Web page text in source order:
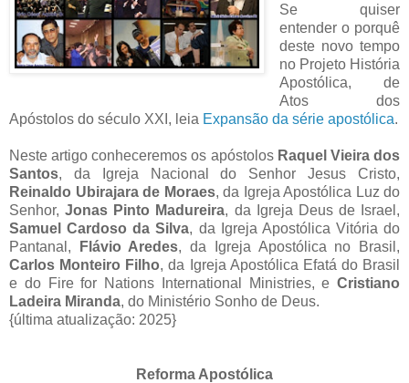
Se quiser
entender o porquê
deste novo tempo
no Projeto História
Apostólica, de
Atos dos
Apóstolos do século XXI, leia Expansão da série apostólica.
Neste artigo conheceremos os apóstolos Raquel Vieira dos
Santos, da Igreja Nacional do Senhor Jesus Cristo,
Reinaldo Ubirajara de Moraes, da Igreja Apostólica Luz do
Senhor,Jonas Pinto Madureira, da Igreja Deus de Israel,
Samuel Cardoso da Silva, da Igreja Apostólica Vitória do
Pantanal,
Flávio Aredes, da Igreja Apostólica no Brasil,
Carlos Monteiro Filho, da Igreja Apostólica Efatá do Brasil
e do Fire for Nations International Ministries, e Cristiano
Ladeira Miranda, do Ministério Sonho de Deus.
{última atualização: 2025}
Reforma Apostólica